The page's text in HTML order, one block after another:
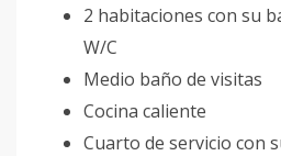
2 habitaciones con su
W/C
Medio baño de visitas
Cocina caliente
Cuarto de servicio con